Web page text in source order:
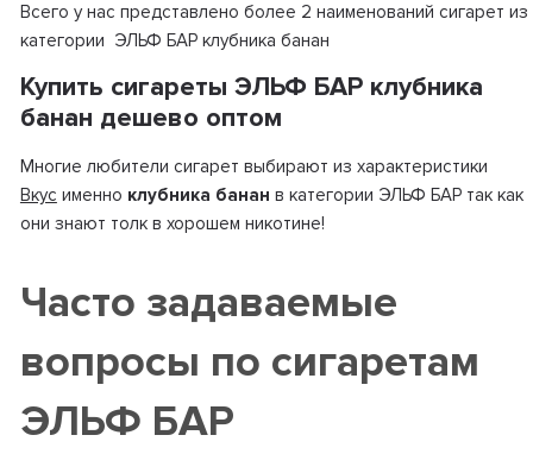
Всего у нас представлено более 2 наименований сигарет из
категории ЭЛЬФ БАР клубника банан
Купить сигареты ЭЛЬФ БАР клубника
банан дешево оптом
Многие любители сигарет выбирают из характеристики
Вкус именно клубника банан в категории ЭЛЬФ БАР так как
они знают толк в хорошем никотине!
Часто задаваемые
вопросы по сигаретам
ЭЛЬФ БАР